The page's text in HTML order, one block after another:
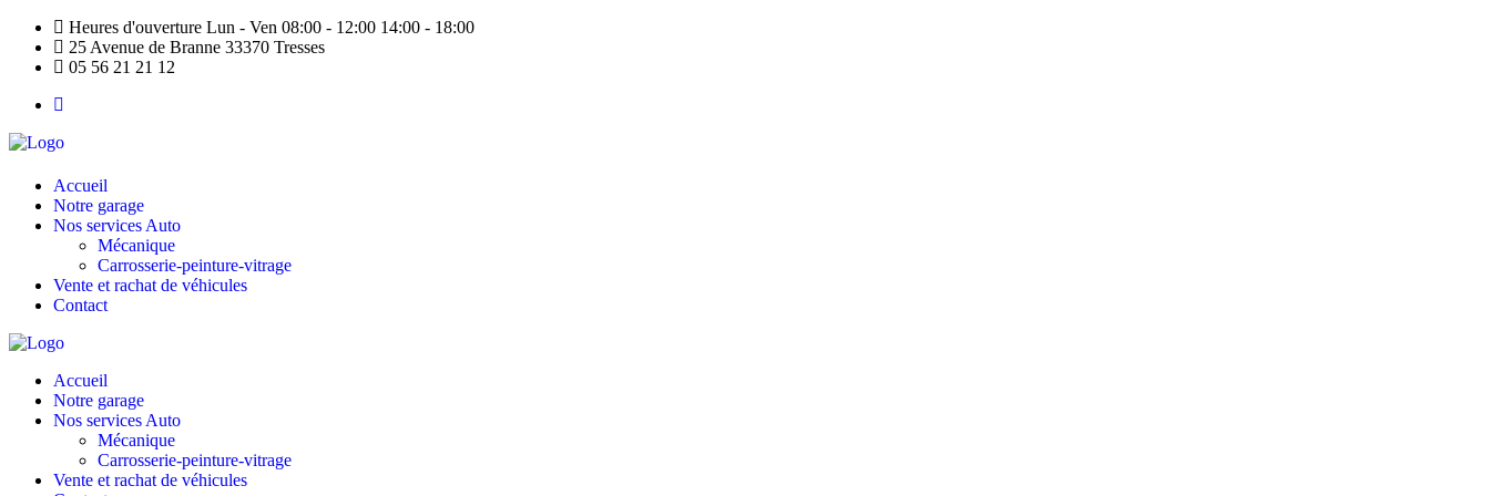
Heures d'ouverture Lun - Ven 08:00 - 12:00 14:00 - 18:00
25 Avenue de Branne 33370 Tresses
05 56 21 21 12
Accueil
Notre garage
Nos services Auto
Mécanique
Carrosserie-peinture-vitrage
Vente et rachat de véhicules
Contact
Accueil
Notre garage
Nos services Auto
Mécanique
Carrosserie-peinture-vitrage
Vente et rachat de véhicules